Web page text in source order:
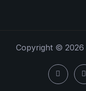
Copyright © 2026